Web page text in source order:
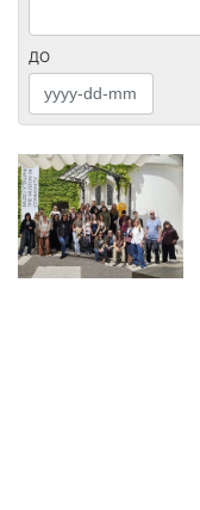
ДО